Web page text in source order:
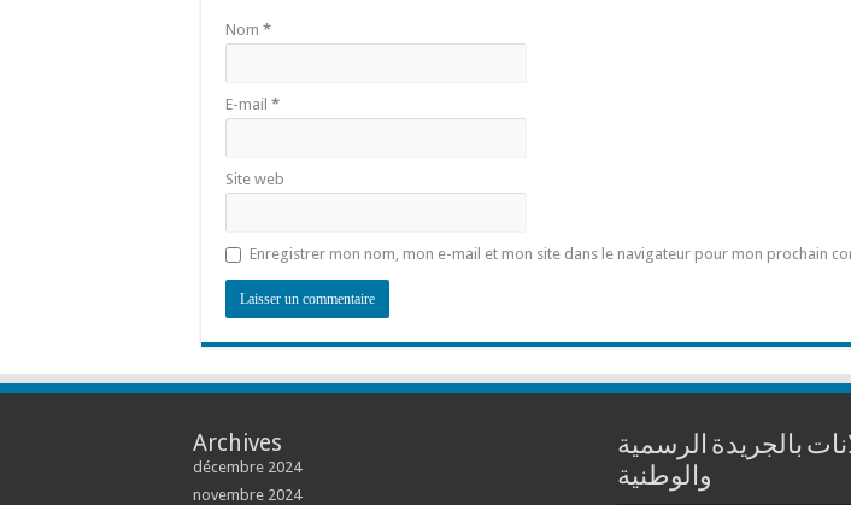
Nom *
E-mail *
Site web
Enregistrer mon nom, mon e-mail et mon site dans le navigateur pour mon prochain
Archives
décembre 2024
novembre 2024
بالجريدة الرسمية
والوطنية